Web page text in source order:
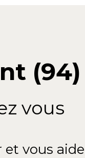
(94)
vous
vous